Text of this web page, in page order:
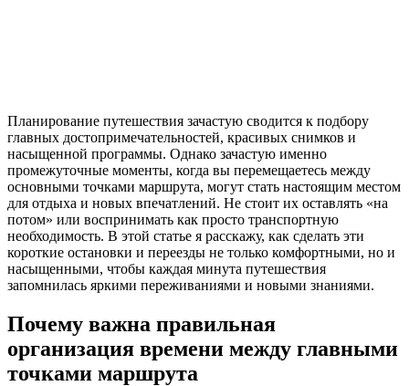
Планирование путешествия зачастую сводится к подбору
главных достопримечательностей, красивых снимков и
насыщенной программы. Однако зачастую именно
промежуточные моменты, когда вы перемещаетесь между
основными точками маршрута, могут стать настоящим местом
для отдыха и новых впечатлений. Не стоит их оставлять «на
потом» или воспринимать как просто транспортную
необходимость. В этой статье я расскажу, как сделать эти
короткие остановки и переезды не только комфортными, но и
насыщенными, чтобы каждая минута путешествия
запомнилась яркими переживаниями и новыми знаниями.
Почему важна правильная
организация времени между главными
точками маршрута